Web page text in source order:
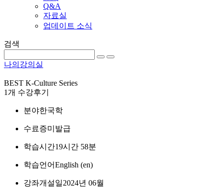
Q&A
자료실
업데이트 소식
검색
나의강의실
BEST K-Culture Series
1개 수강후기
분야한국학
수료증미발급
학습시간19시간 58분
학습언어English ‎(en)‎
강좌개설일2024년 06월